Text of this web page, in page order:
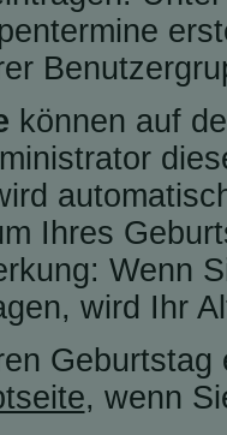
können auf
Ihres
Wenn
wird Ihr
, wenn